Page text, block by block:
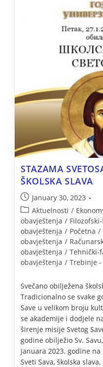
STAZAMA
ŠKOLSKA SLAVA
January 30, 2023
Aktuelnosti /
obavještenja /
obavještenja / Početna /
obavještenja /
obavještenja / Tehnički-
obavještenja / Trebinje
Svečano obilježena
Tradicionalno se svake
Save u velikom broju
se akademije i dodjele
širenje misije Svetog
godine obilježio Sv.
januara 2023. godine
Sveti Sava, školska